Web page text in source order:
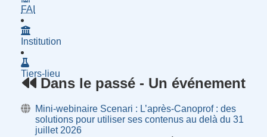
FAI
Institution
Tiers-lieu
Dans le passé - Un événement
Mini-webinaire Scenari : L’après-Canoprof : des
solutions pour utiliser ses contenus au delà du 31
juillet 2026